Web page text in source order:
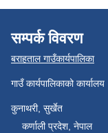
सम्पर्क विवरण
बराहताल गाउँकार्यपालिका
गाउँ कार्यपालिकाको कार्यालय
कुनाथरी, सुर्खेत
कर्णाली प्रदेश, नेपाल